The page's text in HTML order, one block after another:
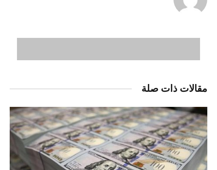
مقالات ذات صلة